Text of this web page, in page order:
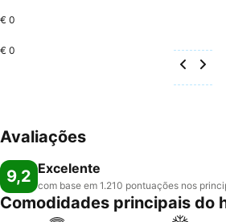
€ 0
€ 0
Avaliações
9,2 Excelente
com base em 1.210 pontuações nos
Comodidades principais do